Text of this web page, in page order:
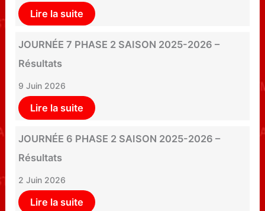
Lire la suite
JOURNÉE 7 PHASE 2 SAISON 2025-2026 –
Résultats
9 Juin 2026
Lire la suite
JOURNÉE 6 PHASE 2 SAISON 2025-2026 –
Résultats
2 Juin 2026
Lire la suite